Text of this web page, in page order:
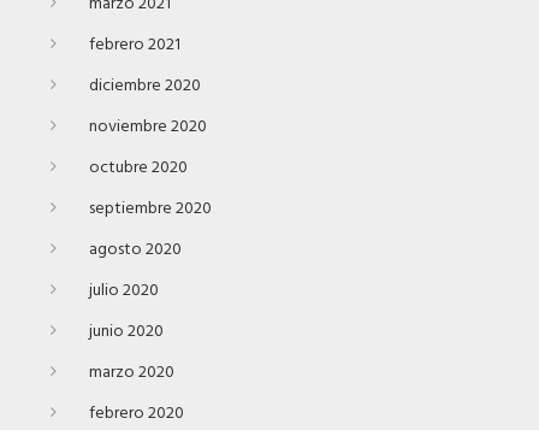
febrero 2021
diciembre 2020
noviembre 2020
octubre 2020
septiembre 2020
agosto 2020
julio 2020
junio 2020
marzo 2020
febrero 2020